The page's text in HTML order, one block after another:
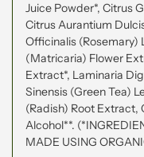
Juice Powder*, Citrus
Citrus Aurantium
Officinalis (Rosemary)
(Matricaria) Flower
Extract*, Laminaria
Sinensis (Green Tea)
(Radish) Root Extract,
Alcohol**.
MADE USING